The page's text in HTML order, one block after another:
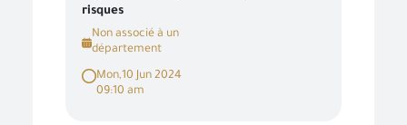
risques
Non associé à un
département
Mon,10 Jun 2024
09:10 am